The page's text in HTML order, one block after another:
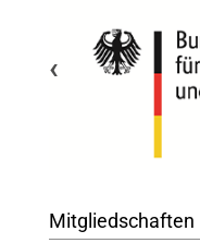
‹
Mitgliedschaften